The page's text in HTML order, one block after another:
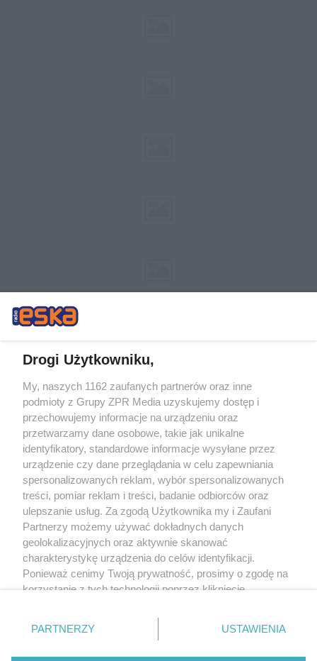
Żaden utwór zamieszczony w serwisie nie może być powielany i
rozpowszechniany lub dalej rozpowszechniany w jakikolwiek sposób (w
tym także elektroniczny lub mechaniczny) na jakimkolwiek polu
eksploatacji w jakiejkolwiek formie, włącznie z umieszczaniem w Internecie
bez pisemnej zgody właściciela praw. Jakiekolwiek użycie lub
wykorzystanie utworów w całości lub w części z naruszeniem prawa, tzn.
bez właściwej zgody, jest zabronione pod groźbą kary i może być ścigane
prawnie.
O nas
Drogi Użytkowniku,
My, naszych 1162 zaufanych partnerów oraz inne
podmioty z Grupy ZPR Media uzyskujemy dostęp i
przechowujemy informacje na urządzeniu oraz
przetwarzamy dane osobowe, takie jak unikalne
identyfikatory, standardowe informacje wysyłane przez
urządzenie czy dane przeglądania w celu zapewniania
spersonalizowanych reklam, wybór spersonalizowanych
treści, pomiar reklam i treści, badanie odbiorców oraz
ulepszanie usług. Za zgodą Użytkownika my i Zaufani
Partnerzy możemy używać dokładnych danych
geolokalizacyjnych oraz aktywnie skanować
charakterystykę urządzenia do celów identyfikacji.
Ponieważ cenimy Twoją prywatność, prosimy o zgodę na
korzystanie z tych technologii poprzez kliknięcie
zmienić/wycofać klikając przycisk ustawień prywatności
znajdujący się w lewym dolnym rogu strony
rodzaje przetwarzania danych nie wymagają zgody
PARTNERZY USTAWIENIA